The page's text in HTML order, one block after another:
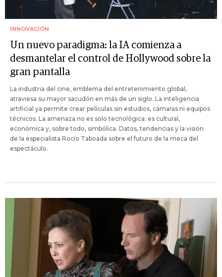
INNOVACIÓN
Un nuevo paradigma: la IA comienza a
desmantelar el control de Hollywood sobre la
gran pantalla
La industria del cine, emblema del entretenimiento global,
atraviesa su mayor sacudón en más de un siglo. La inteligencia
artificial ya permite crear películas sin estudios, cámaras ni equipos
técnicos. La amenaza no es solo tecnológica: es cultural,
económica y, sobre todo, simbólica. Datos, tendencias y la visión
de la especialista Rocío Taboada sobre el futuro de la meca del
espectáculo.